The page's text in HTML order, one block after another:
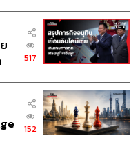
WHAUP คือการผสาน
ยะ ตั้งแต่ระบบบำบัดน้ำ
มชาติ ในการฟื้นฟูคุณภาพ
บบเรียลไทม์ผ่านศูนย์
Center) และการใช้
517
152